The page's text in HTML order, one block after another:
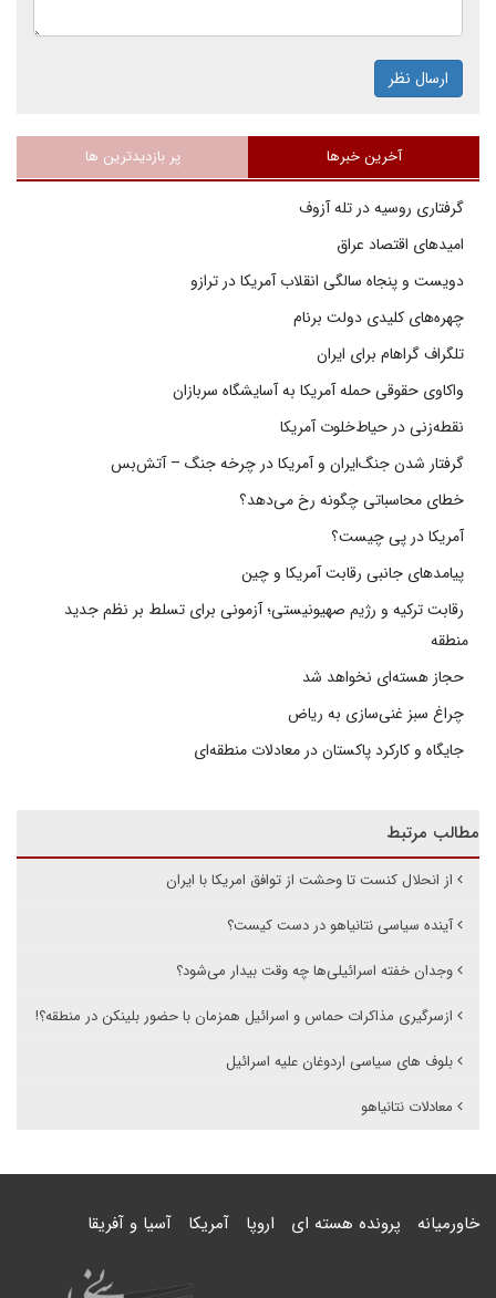
ارسال نظر
آخرین خبرها پر بازدیدترین ها
گرفتاری روسیه در تله آزوف
امیدهای اقتصاد عراق
دویست و پنجاه سالگی انقلاب آمریکا در ترازو
چهره‌های کلیدی دولت برنام
تلگراف گراهام برای ایران
واکاوی حقوقی حمله آمریکا به آسایشگاه سربازان
نقطه‌زنی در حیاط‌خلوت آمریکا
گرفتار شدن جنگ‌ایران و آمریکا در چرخه جنگ – آتش‌بس
خطای محاسباتی چگونه رخ می‌دهد؟
آمریکا در پی چیست؟
پیامدهای جانبی رقابت آمریکا و چین
رقابت ترکیه و رژیم صهیونیستی؛ آزمونی برای تسلط بر نظم جدید
منطقه
حجاز هسته‌ای نخواهد شد
چراغ سبز غنی‌سازی به ریاض
جایگاه و کارکرد پاکستان در معادلات منطقه‌ای
مطالب مرتبط
از انحلال کنست تا وحشت از توافق امریکا با ایران
آینده سیاسی نتانیاهو در دست کیست؟
وجدان خفته اسرائیلی‌ها چه وقت بیدار می‌شود؟
ازسرگیری مذاکرات حماس و اسرائیل همزمان با حضور بلینکن در منطقه؟!
بلوف های سیاسی اردوغان علیه اسرائیل
معادلات نتانیاهو
خاورمیانه پرونده هسته ای اروپا آمریکا آسیا و آفریقا